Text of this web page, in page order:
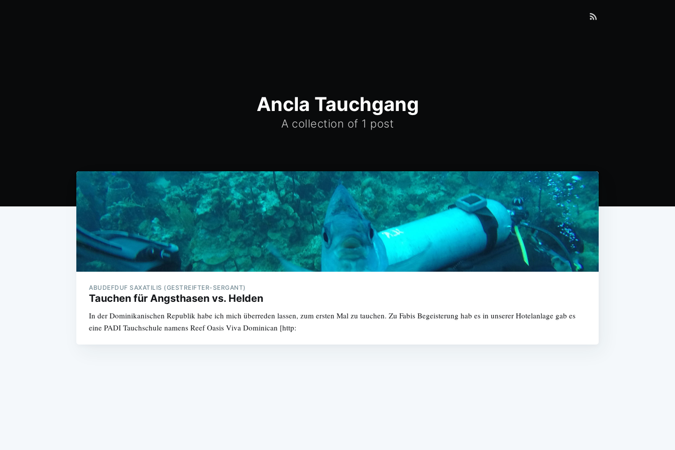
Ancla Tauchgang
A collection of 1 post
ABUDEFDUF SAXATILIS (GESTREIFTER-SERGANT)
Tauchen für Angsthasen vs. Helden
In der Dominikanischen Republik habe ich mich überreden lassen, zum ersten Mal zu tauchen. Zu Fabis Begeisterung hab es in unserer Hotelanlage gab es
eine PADI Tauchschule namens Reef Oasis Viva Dominican [http: